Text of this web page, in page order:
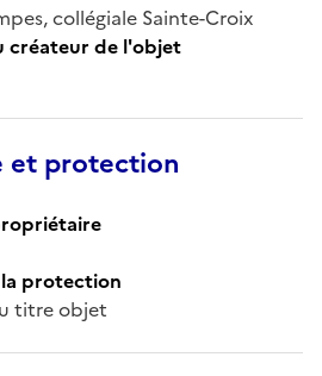
collégiale Sainte-Croix
de l'objet
et protection
protection
titre objet